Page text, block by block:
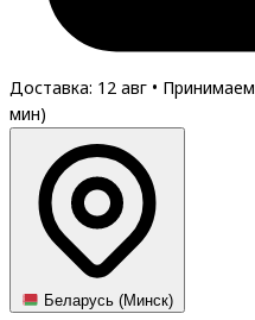
Доставка: 12 авг • Принимаем
мин)
Беларусь (Минск)